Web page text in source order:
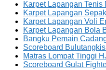
Karpet Lapangan Tenis
Karpet Lapangan
Karpet Lapangan Voli
Karpet Lapangan Bola
Bangku Pemain
Scoreboard
Matras Lompat Tinggi
Scoreboard Gulat